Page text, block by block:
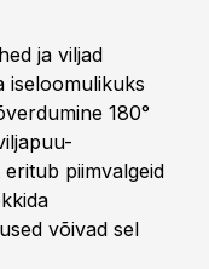
ja viljad
iseloomulikuks
180°
piimvalgeid
võivad sel